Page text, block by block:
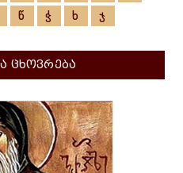
წ ჭ ხ ჯ
ცხოვრება